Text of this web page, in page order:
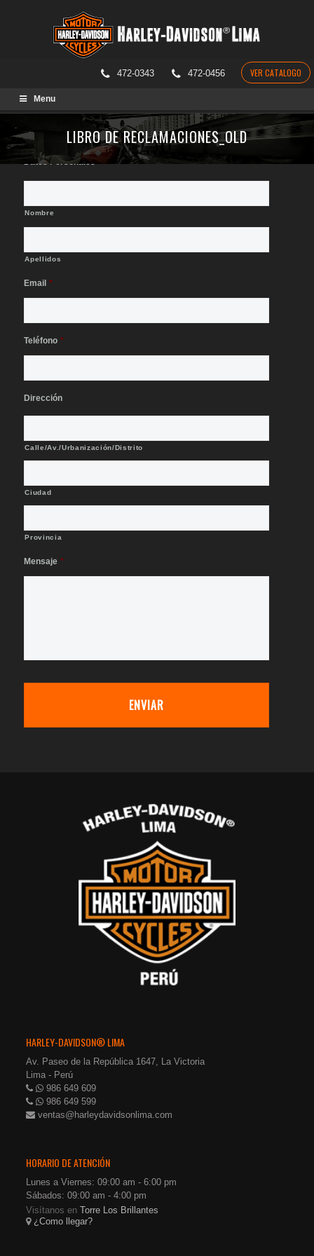
472-0343 472-0456 VER CATALOGO
Menu
LIBRO DE RECLAMACIONES_OLD
Datos Personales *
Nombre
Apellidos
Email *
Teléfono *
Dirección
Calle/Av./Urbanización/Distrito
Ciudad
Provincia
Mensaje *
HARLEY-DAVIDSON® LIMA
Av. Paseo de la República 1647, La Victoria
Lima - Perú
986 649 609
986 649 599
ventas@harleydavidsonlima.com
HORARIO DE ATENCIÓN
Lunes a Viernes: 09:00 am - 6:00 pm
Sábados: 09:00 am - 4:00 pm
Visítanos enTorre Los Brillantes
¿Como llegar?